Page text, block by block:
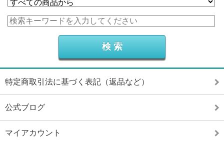
特定商取引法に基づく表記（返品など）
公式ブログ
マイアカウント